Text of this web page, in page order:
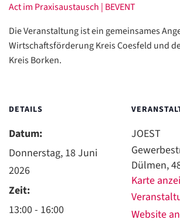
Act im Praxisaustausch | BEVENT
Die Veranstaltung ist ein gemeinsames
Wirtschaftsförderung Kreis Coesfeld und
Kreis Borken.
DETAILS
Datum:
Donnerstag, 18 Juni
2026
Zeit:
13:00 - 16:00
JOEST
Dülmen,
Karte
Website